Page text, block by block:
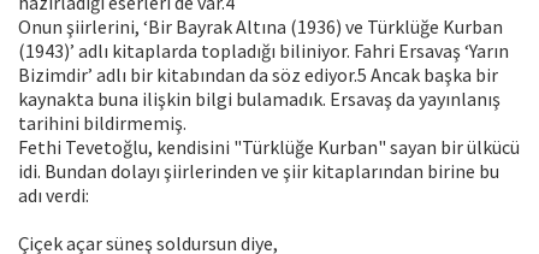
Onun şiirlerini, ‘Bir Bayrak Altına (1936) ve Türklüğe Kurban
(1943)’ adlı kitaplarda topladığı biliniyor. Fahri Ersavaş ‘Yarın
Bizimdir’ adlı bir kitabından da söz ediyor.5 Ancak başka bir
kaynakta buna ilişkin bilgi bulamadık. Ersavaş da yayınlanış
tarihini bildirmemiş.
Fethi Tevetoğlu, kendisini "Türklüğe Kurban" sayan bir ülkücü
idi. Bundan dolayı şiirlerinden ve şiir kitap­larından birine bu
adı verdi:
Çiçek açar süneş soldursun diye,